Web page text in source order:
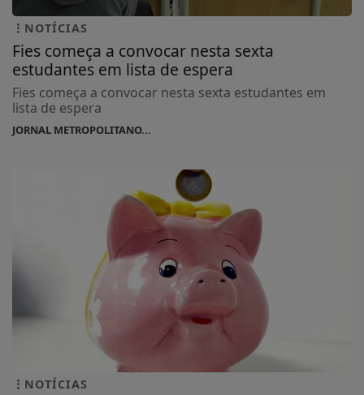
NOTÍCIAS
Fies começa a convocar nesta sexta
estudantes em lista de espera
Fies começa a convocar nesta sexta estudantes em
lista de espera
JORNAL METROPOLITANO...
NOTÍCIAS